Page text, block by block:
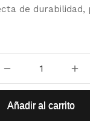
de durabilidad,
Añadir al carrito